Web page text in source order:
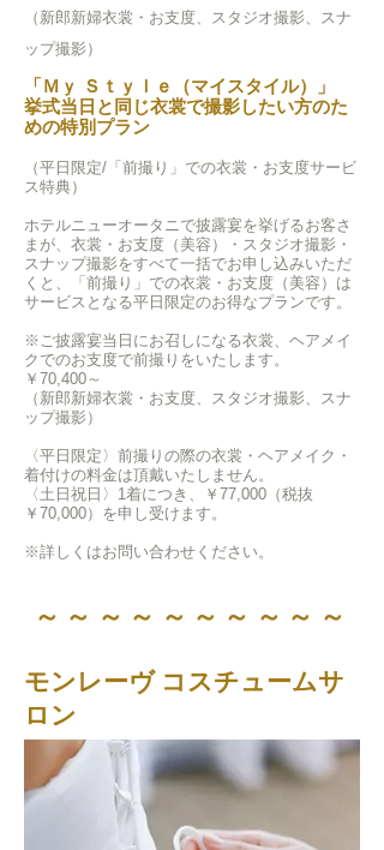
（新郎新婦衣裳・お支度、スタジオ撮影、スナ
ップ撮影）
「Ｍｙ Ｓｔｙｌｅ（マイスタイル）」
挙式当日と同じ衣裳で撮影したい方のた
めの特別プラン
（平日限定/「前撮り」での衣裳・お支度サービ
ス特典）
ホテルニューオータニで披露宴を挙げるお客さ
まが、 衣裳・お支度（美容） ・スタジオ撮影・
スナップ撮影をすべて一括でお申 し込みいただ
くと、「前撮り」での衣裳・お支度（美容）は
サービスとなる平日限定のお得なプランです。
※ご披露宴当日にお召しになる衣裳、ヘアメイ
クでのお支度で前撮りをいたします。
￥70,400～
（新郎新婦衣裳・お支度、スタジオ撮影、スナ
ップ撮影）
〈平日限定〉前撮りの際の衣裳・ヘアメイク・
着付けの料金は頂戴いたしません。
〈土日祝日〉1着につき、￥77,000（税抜
￥70,000）を申し受けます。
​※詳しくはお問い合わせください。
​～～～～～～～～～～
​モンレーヴ コスチュームサ
ロン